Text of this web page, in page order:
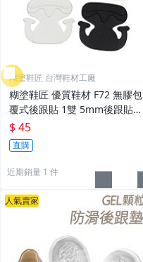
糊塗鞋匠 台灣鞋材工廠
糊塗鞋匠 優質鞋材 F72 無膠包
覆式後跟貼 1雙 5mm後跟貼 8
mm後跟貼 無膠後跟貼 海綿後
跟貼 免貼膠
$ 45
直購
近期銷量 1 件
人氣賣家